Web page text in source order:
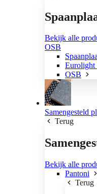
Bekijk alle
OSB
Eurolight
OSB
Samengesteld
Terug
Bekijk alle
Pantoni
Terug